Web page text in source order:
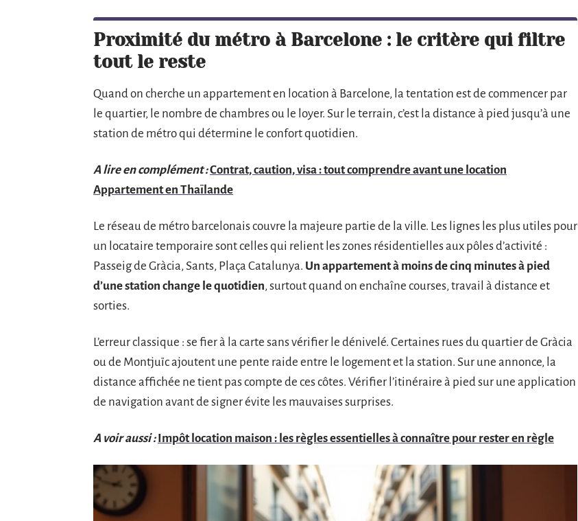
Proximité du métro à Barcelone : le critère qui filtre
tout le reste
Quand on cherche un appartement en location à Barcelone, la tentation est de commencer par
le quartier, le nombre de chambres ou le loyer. Sur le terrain, c’est la distance à pied jusqu’à une
station de métro qui détermine le confort quotidien.
A lire en complément :Contrat, caution, visa : tout comprendre avant une location
Appartement en Thaïlande
Le réseau de métro barcelonais couvre la majeure partie de la ville. Les lignes les plus utiles pour
un locataire temporaire sont celles qui relient les zones résidentielles aux pôles d’activité :
Passeig de Gràcia, Sants, Plaça Catalunya. Un appartement à moins de cinq minutes à pied
d’une station change le quotidien, surtout quand on enchaîne courses, travail à distance et
sorties.
L’erreur classique : se fier à la carte sans vérifier le dénivelé. Certaines rues du quartier de Gràcia
ou de Montjuïc ajoutent une pente raide entre le logement et la station. Sur une annonce, la
distance affichée ne tient pas compte de ces côtes. Vérifier l’itinéraire à pied sur une application
de navigation avant de signer évite les mauvaises surprises.
A voir aussi : Impôt location maison : les règles essentielles à connaître pour rester en règle